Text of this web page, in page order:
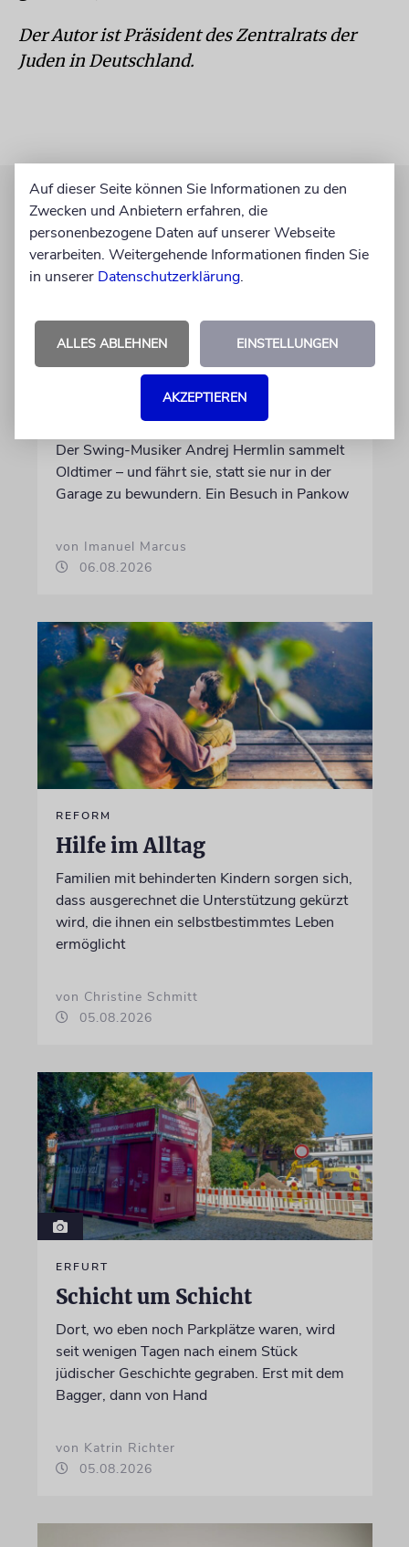
Der Autor ist Präsident des Zentralrats der
Juden in Deutschland.
Stil auf Rädern
Der Swing-Musiker Andrej Hermlin sammelt
Oldtimer – und fährt sie, statt sie nur in der
Garage zu bewundern. Ein Besuch in Pankow
von Imanuel Marcus
06.08.2026
REFORM
Hilfe im Alltag
Familien mit behinderten Kindern sorgen sich,
dass ausgerechnet die Unterstützung gekürzt
wird, die ihnen ein selbstbestimmtes Leben
ermöglicht
von Christine Schmitt
05.08.2026
ERFURT
Schicht um Schicht
Dort, wo eben noch Parkplätze waren, wird
seit wenigen Tagen nach einem Stück
jüdischer Geschichte gegraben. Erst mit dem
Bagger, dann von Hand
von Katrin Richter
05.08.2026
Auf dieser Seite können Sie Informationen zu den
Zwecken und Anbietern erfahren, die
personenbezogene Daten auf unserer Webseite
verarbeiten. Weitergehende Informationen finden Sie
in unserer Datenschutzerklärung.
ALLES ABLEHNEN EINSTELLUNGEN
AKZEPTIEREN